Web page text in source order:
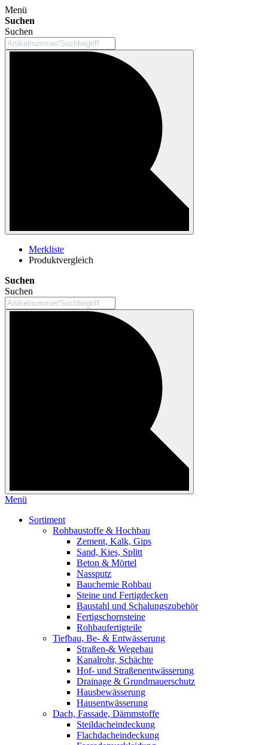
Menü
Suchen
Suchen
Merkliste
Produktvergleich
Suchen
Suchen
Menü
Sortiment
Rohbaustoffe & Hochbau
Zement, Kalk, Gips
Sand, Kies, Splitt
Beton & Mörtel
Nassputz
Bauchemie Rohbau
Steine und Fertigdecken
Baustahl und Schalungszubehör
Fertigschornsteine
Rohbaufertigteile
Tiefbau, Be- & Entwässerung
Straßen-& Wegebau
Kanalrohr, Schächte
Hof- und Straßenentwässerung
Drainage & Grundmauerschutz
Hausbewässerung
Hausentwässerung
Dach, Fassade, Dämmstoffe
Steildacheindeckung
Flachdacheindeckung